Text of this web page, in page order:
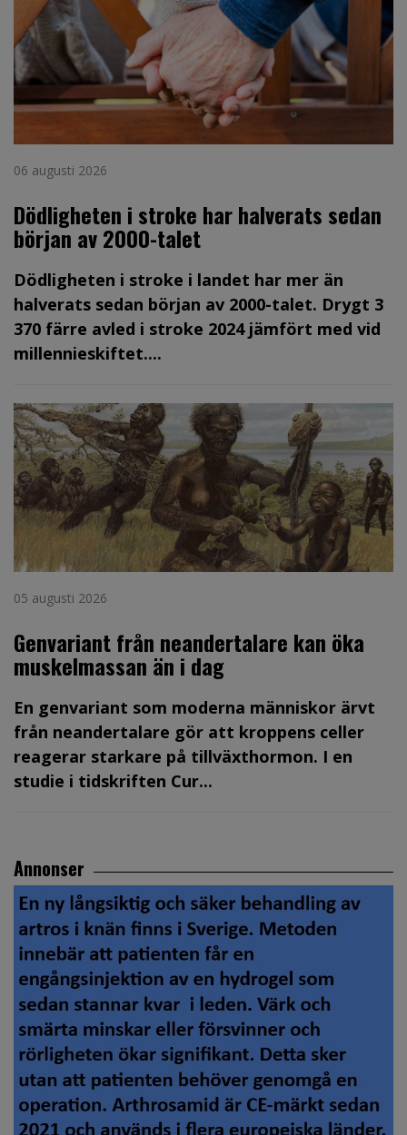
06 augusti 2026
Dödligheten i stroke har halverats sedan
början av 2000-talet
Dödligheten i stroke i landet har mer än
halverats sedan början av 2000-talet. Drygt 3
370 färre avled i stroke 2024 jämfört med vid
millennieskiftet....
05 augusti 2026
Genvariant från neandertalare kan öka
muskelmassan än i dag
En genvariant som moderna människor ärvt
från neandertalare gör att kroppens celler
reagerar starkare på tillväxthormon. I en
studie i tidskriften Cur...
Annonser